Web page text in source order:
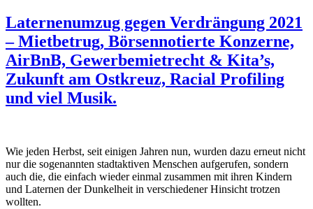
Laternenumzug gegen Verdrängung 2021
– Mietbetrug, Börsennotierte Konzerne,
AirBnB, Gewerbemietrecht & Kita’s,
Zukunft am Ostkreuz, Racial Profiling
und viel Musik.
Wie jeden Herbst, seit einigen Jahren nun, wurden dazu erneut nicht
nur die sogenannten stadtaktiven Menschen aufgerufen, sondern
auch die, die einfach wieder einmal zusammen mit ihren Kindern
und Laternen der Dunkelheit in verschiedener Hinsicht trotzen
wollten.